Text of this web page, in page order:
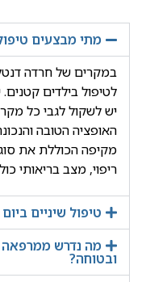
מתי מבצעים
במקרים של חרדה
לטיפול בילדים
יש לשקול לגבי כל
האופציה הטובה
מקיפה הכוללת את
ריפוי, מצב בריאותי
טיפול שיניים
מה נדרש
ובטוחה?